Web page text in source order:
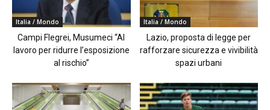
Italia / Mondo
Campi Flegrei, Musumeci “Al
lavoro per ridurre l’esposizione
al rischio”
Italia / Mondo
Lazio, proposta di legge per
rafforzare sicurezza e vivibilità
spazi urbani